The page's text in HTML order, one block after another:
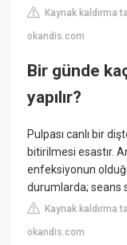
Kaynak kaldırma
okandis.com
Bir günde
yapılır?
Pulpası canlı bir
bitirilmesi esastır.
enfeksiyonun
durumlarda; seans
Kaynak kaldırma
okandis.com